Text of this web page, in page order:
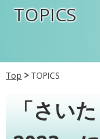
TOPICS
Top TOPICS
「さい